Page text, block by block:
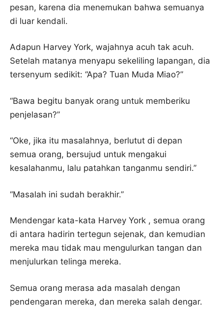
pesan, karena dia menemukan bahwa semuanya
di luar kendali.
Adapun Harvey York, wajahnya acuh tak acuh.
Setelah matanya menyapu sekeliling lapangan, dia
tersenyum sedikit: “Apa? Tuan Muda Miao?”
“Bawa begitu banyak orang untuk memberiku
penjelasan?”
“Oke, jika itu masalahnya, berlutut di depan
semua orang, bersujud untuk mengakui
kesalahanmu, lalu patahkan tanganmu sendiri.”
“Masalah ini sudah berakhir.”
Mendengar kata-kata Harvey York , semua orang
di antara hadirin tertegun sejenak, dan kemudian
mereka mau tidak mau mengulurkan tangan dan
menjulurkan telinga mereka.
Semua orang merasa ada masalah dengan
pendengaran mereka, dan mereka salah dengar.